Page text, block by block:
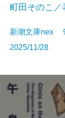
町田そのこ／
新潮文庫nex
2025/11/28